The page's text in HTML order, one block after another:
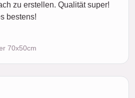
zu erstellen. Qualität super!
bestens!
70x50cm